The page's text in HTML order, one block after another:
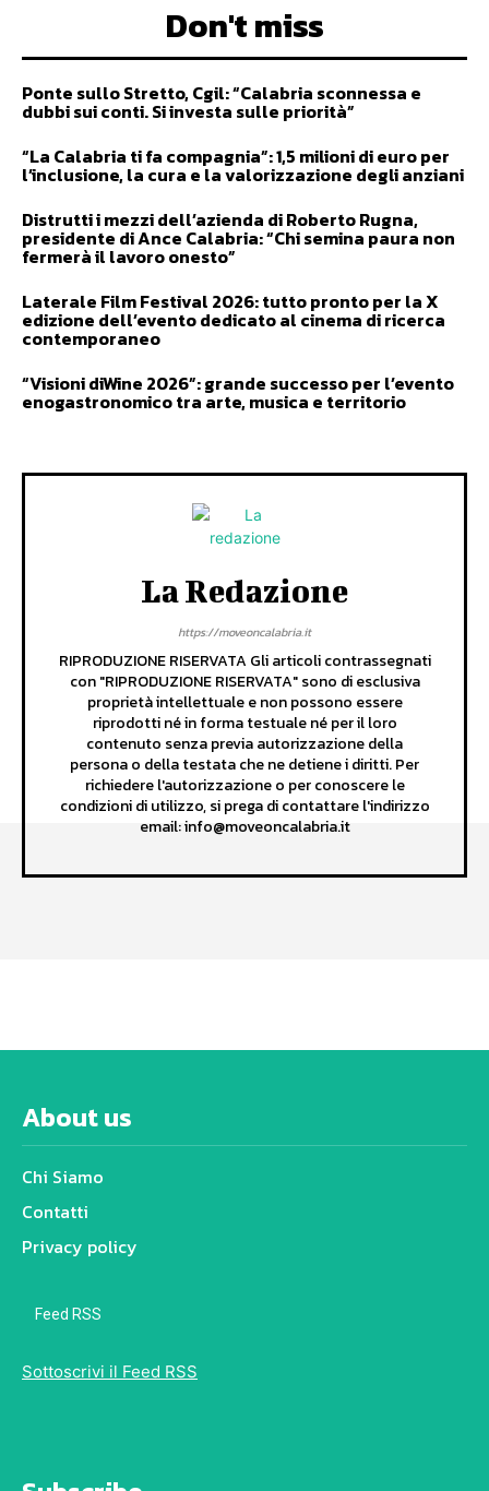
Don't miss
Ponte sullo Stretto, Cgil: “Calabria sconnessa e
dubbi sui conti. Si investa sulle priorità”
“La Calabria ti fa compagnia”: 1,5 milioni di euro per
l’inclusione, la cura e la valorizzazione degli anziani
Distrutti i mezzi dell’azienda di Roberto Rugna,
presidente di Ance Calabria: “Chi semina paura non
fermerà il lavoro onesto”
Laterale Film Festival 2026: tutto pronto per la X
edizione dell’evento dedicato al cinema di ricerca
contemporaneo
“Visioni diWine 2026”: grande successo per l’evento
enogastronomico tra arte, musica e territorio
La Redazione
https://moveoncalabria.it
RIPRODUZIONE RISERVATA Gli articoli contrassegnati
con "RIPRODUZIONE RISERVATA" sono di esclusiva
proprietà intellettuale e non possono essere
riprodotti né in forma testuale né per il loro
contenuto senza previa autorizzazione della
persona o della testata che ne detiene i diritti. Per
richiedere l'autorizzazione o per conoscere le
condizioni di utilizzo, si prega di contattare l'indirizzo
email: info@moveoncalabria.it
About us
Chi Siamo
Contatti
Privacy policy
Feed RSS
Sottoscrivi il Feed RSS